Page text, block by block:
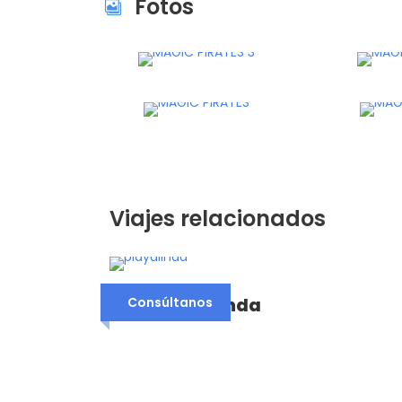
Fotos
Viajes relacionados
Consúltanos
Hotel Playalinda